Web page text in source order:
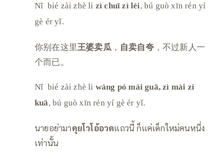
Nǐ bié zài zhè li zì chuī zì léi, bú guò xīn rén yí
gè ér yǐ.
你别在这里王婆卖瓜 ， 自卖自夸，不过新人一
个而已。
Nǐ bié zài zhè li wáng pó mài guā, zì mài zì
kuā, bú guò xīn rén yí gè ér yǐ.
นายอย่ามาคุยโวโอ้อวดแถวนี้ ก็แค่เด็กใหม่คนหนึ่ง
เท่านั้น